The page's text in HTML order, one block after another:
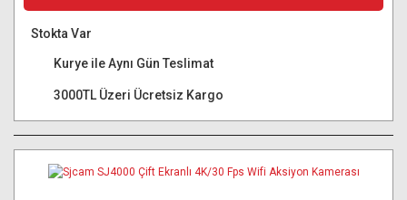
Stokta Var
Kurye ile Aynı Gün Teslimat
3000TL Üzeri Ücretsiz Kargo